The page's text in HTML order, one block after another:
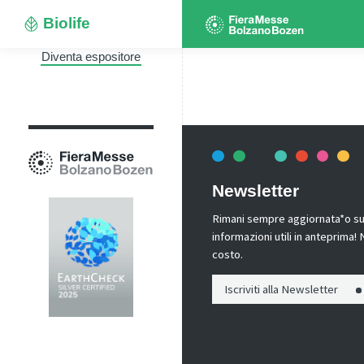
Biolife
Diventa espositore
Newsletter
Rimani sempre aggiornata*o
informazioni utili in anteprima!
costo.
Iscriviti alla Newsletter